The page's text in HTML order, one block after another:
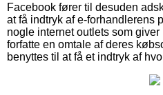
Facebook fører til desuden
at få indtryk af e-forhandlerens
nogle internet outlets som
forfatte en omtale af deres
benyttes til at få et indtryk af